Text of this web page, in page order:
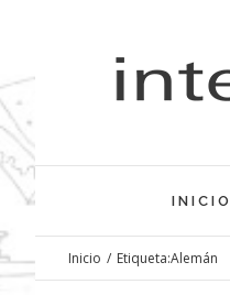
contenido
INICIO
Inicio / Etiqueta:Alemán